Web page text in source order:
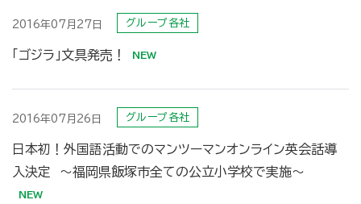
2016年07月27日 グループ各社
「ゴジラ」文具発売！
2016年07月26日 グループ各社
日本初！外国語活動でのマンツーマンオンライン英会話導
入決定 〜福岡県飯塚市全ての公立小学校で実施〜